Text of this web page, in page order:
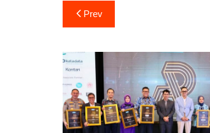
Navigasi
pos
Prev